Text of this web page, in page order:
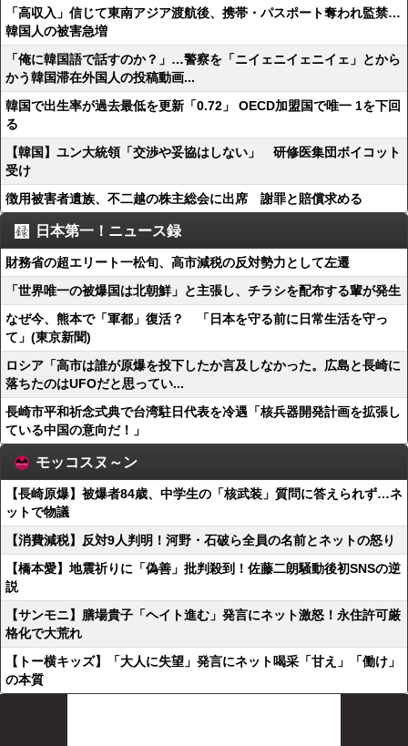
「高収入」信じて東南アジア渡航後、携帯・パスポート奪われ監禁…
韓国人の被害急増
「俺に韓国語で話すのか？」…警察を「ニイェニイェニイェ」とから
かう韓国滞在外国人の投稿動画...
韓国で出生率が過去最低を更新「0.72」 OECD加盟国で唯一 1を下回
る
【韓国】ユン大統領「交渉や妥協はしない」 研修医集団ボイコット
受け
徴用被害者遺族、不二越の株主総会に出席 謝罪と賠償求める
日本第一！ニュース録
財務省の超エリート一松旬、高市減税の反対勢力として左遷
「世界唯一の被爆国は北朝鮮」と主張し、チラシを配布する輩が発生
なぜ今、熊本で「軍都」復活？ 「日本を守る前に日常生活を守っ
て」(東京新聞)
ロシア「高市は誰が原爆を投下したか言及しなかった。広島と長崎に
落ちたのはUFOだと思ってい...
長崎市平和祈念式典で台湾駐日代表を冷遇「核兵器開発計画を拡張し
ている中国の意向だ！」
モッコスヌ～ン
【長崎原爆】被爆者84歳、中学生の「核武装」質問に答えられず…ネ
ットで物議
【消費減税】反対9人判明！河野・石破ら全員の名前とネットの怒り
【橋本愛】地震祈りに「偽善」批判殺到！佐藤二朗騒動後初SNSの逆
説
【サンモニ】膳場貴子「ヘイト進む」発言にネット激怒！永住許可厳
格化で大荒れ
【トー横キッズ】「大人に失望」発言にネット喝采「甘え」「働け」
の本質